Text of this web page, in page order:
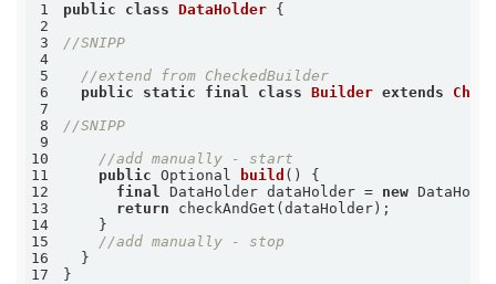
1 public class DataHolder
2
3
//SNIPP
4
5
//extend from CheckedBuilder
6
public static final class Builder extends
7
8
//SNIPP
9
10
//add manually - start
11
public Optional build ()
12
final DataHolder dataHolder = new
13
return
14
15
//add manually - stop
16
17
}